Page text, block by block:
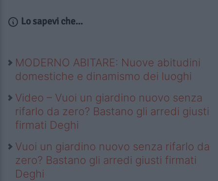
Lo sapevi che...
MODERNO ABITARE: Nuove abitudini
domestiche e dinamismo dei luoghi
Video – Vuoi un giardino nuovo senza
rifarlo da zero? Bastano gli arredi giusti
firmati Deghi
Vuoi un giardino nuovo senza rifarlo da
zero? Bastano gli arredi giusti firmati
Deghi